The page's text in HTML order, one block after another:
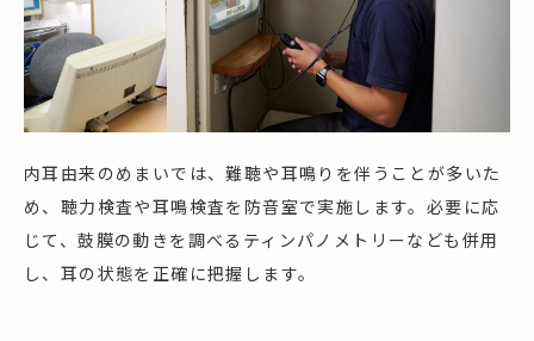
内耳由来のめまいでは、難聴や耳鳴りを伴うことが多いた
め、聴力検査や耳鳴検査を防音室で実施します。必要に応
じて、鼓膜の動きを調べるティンパノメトリーなども併用
し、耳の状態を正確に把握します。